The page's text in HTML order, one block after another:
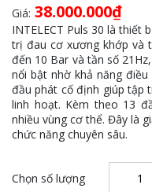
Giá: 38.000.000₫
INTELECT Puls 30 là thiết
trị đau cơ xương khớp và
đến 10 Bar và tần số
nổi bật nhờ khả năng
đầu phát cố định giúp tập
linh hoạt. Kèm theo 13
nhiều vùng cơ thể. Đây là
chức năng chuyên sâu.
Chọn số lượng